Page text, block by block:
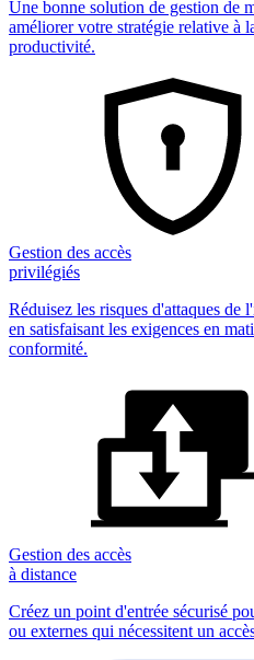
Une bonne solution de gestion de
améliorer votre stratégie relative à
productivité.
Gestion des accès
privilégiés
Réduisez les risques d'attaques de
en satisfaisant les exigences en
conformité.
Gestion des accès
à distance
Créez un point d'entrée sécurisé
ou externes qui nécessitent un